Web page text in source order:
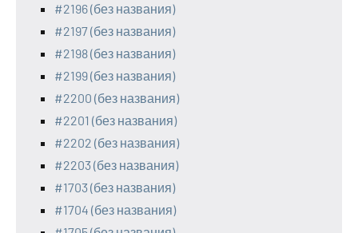
#2196 (без названия)
#2197 (без названия)
#2198 (без названия)
#2199 (без названия)
#2200 (без названия)
#2201 (без названия)
#2202 (без названия)
#2203 (без названия)
#1703 (без названия)
#1704 (без названия)